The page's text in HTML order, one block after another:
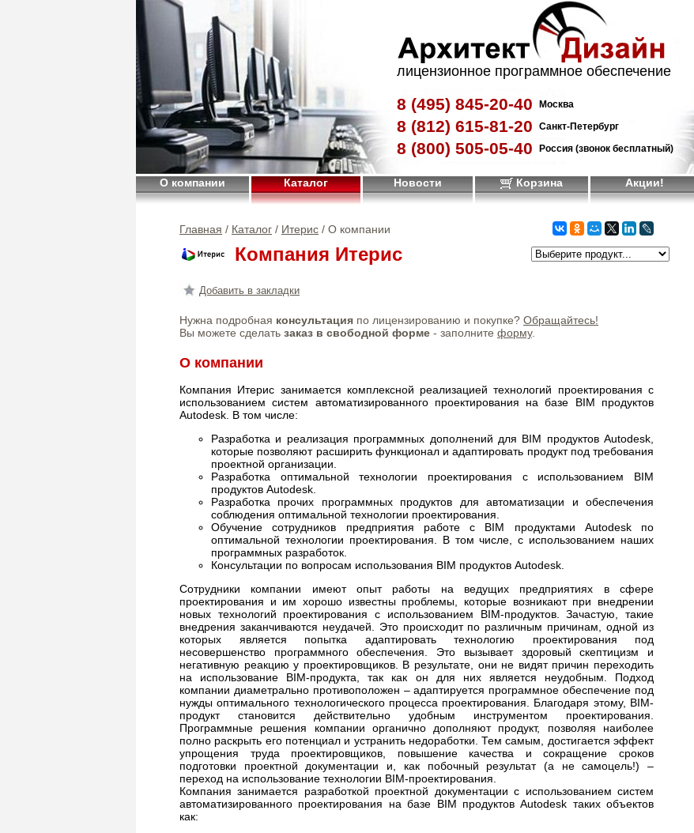
лицензионное программное обеспечение
8 (495) 845-20-40 Москва
8 (812) 615-81-20 Санкт-Петербург
8 (800) 505-05-40 Россия (звонок бесплатный)
О компании Каталог Новости Корзина Акции!
Главная / Каталог / Итерис / О компании
Компания Итерис
Добавить в закладки
Нужна подробная консультация по лицензированию и покупке? Обращайтесь!
Вы можете сделать заказ в свободной форме - заполните форму.
О компании
Компания Итерис занимается комплексной реализацией технологий проектирования с
использованием систем автоматизированного проектирования на базе BIM продуктов
Autodesk. В том числе:
Разработка и реализация программных дополнений для BIM продуктов Autodesk,
которые позволяют расширить функционал и адаптировать продукт под требования
проектной организации.
Разработка оптимальной технологии проектирования с использованием BIM
продуктов Autodesk.
Разработка прочих программных продуктов для автоматизации и обеспечения
соблюдения оптимальной технологии проектирования.
Обучение сотрудников предприятия работе с BIM продуктами Autodesk по
оптимальной технологии проектирования. В том числе, с использованием наших
программных разработок.
Консультации по вопросам использования BIM продуктов Autodesk.
Сотрудники компании имеют опыт работы на ведущих предприятиях в сфере
проектирования и им хорошо известны проблемы, которые возникают при внедрении
новых технологий проектирования с использованием BIM-продуктов. Зачастую, такие
внедрения заканчиваются неудачей. Это происходит по различным причинам, одной из
которых является попытка адаптировать технологию проектирования под
несовершенство программного обеспечения. Это вызывает здоровый скептицизм и
негативную реакцию у проектировщиков. В результате, они не видят причин переходить
на использование BIM-продукта, так как он для них является неудобным. Подход
компании диаметрально противоположен – адаптируется программное обеспечение под
нужды оптимального технологического процесса проектирования. Благодаря этому, BIM-
продукт становится действительно удобным инструментом проектирования.
Программные решения компании органично дополняют продукт, позволяя наиболее
полно раскрыть его потенциал и устранить недоработки. Тем самым, достигается эффект
упрощения труда проектировщиков, повышение качества и сокращение сроков
подготовки проектной документации и, как побочный результат (а не самоцель!) –
переход на использование технологии BIM-проектирования.
Компания занимается разработкой проектной документации с использованием систем
автоматизированного проектирования на базе BIM продуктов Autodesk таких объектов
как: